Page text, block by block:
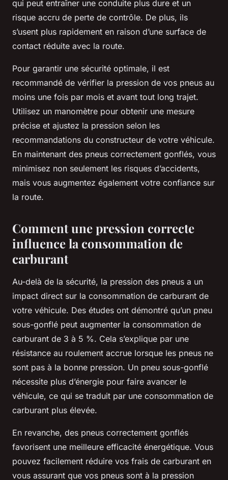
qui peut entraîner une conduite plus dure et un
risque accru de perte de contrôle. De plus, ils
s’usent plus rapidement en raison d’une surface de
contact réduite avec la route.
Pour garantir une sécurité optimale, il est
recommandé de vérifier la pression de vos pneus au
moins une fois par mois et avant tout long trajet.
Utilisez un manomètre pour obtenir une mesure
précise et ajustez la pression selon les
recommandations du constructeur de votre véhicule.
En maintenant des pneus correctement gonflés, vous
minimisez non seulement les risques d’accidents,
mais vous augmentez également votre confiance sur
la route.
Comment une pression correcte
influence la consommation de
carburant
Au-delà de la sécurité, la pression des pneus a un
impact direct sur la consommation de carburant de
votre véhicule. Des études ont démontré qu’un pneu
sous-gonflé peut augmenter la consommation de
carburant de 3 à 5 %. Cela s’explique par une
résistance au roulement accrue lorsque les pneus ne
sont pas à la bonne pression. Un pneu sous-gonflé
nécessite plus d’énergie pour faire avancer le
véhicule, ce qui se traduit par une consommation de
carburant plus élevée.
En revanche, des pneus correctement gonflés
favorisent une meilleure efficacité énergétique. Vous
pouvez facilement réduire vos frais de carburant en
vous assurant que vos pneus sont à la pression